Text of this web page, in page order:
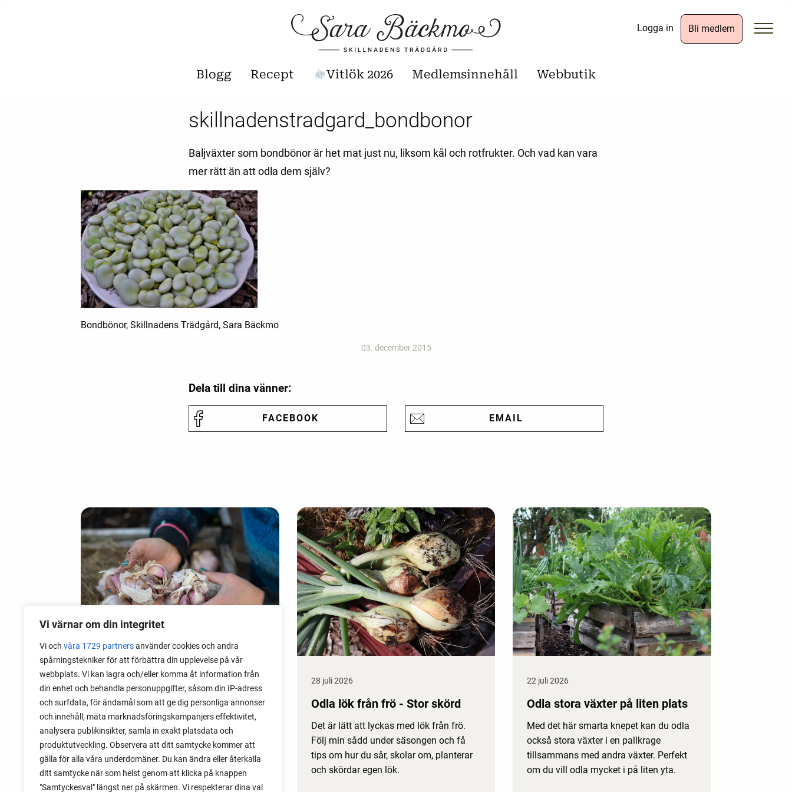
Vi värnar om din integritet
Vi och våra 1729 partnersanvänder cookies och andra
spårningstekniker för att förbättra din upplevelse på vår
webbplats. Vi kan lagra och/eller komma åt information från
din enhet och behandla personuppgifter, såsom din IP-adress
och surfdata, för ändamål som att ge dig personliga annonser
och innehåll, mäta marknadsföringskampanjers effektivitet,
analysera publikinsikter, samla in exakt platsdata och
produktutveckling. Observera att ditt samtycke kommer att
gälla för alla våra underdomäner. Du kan ändra eller återkalla
ditt samtycke när som helst genom att klicka på knappen
"Samtyckesval" längst ner på skärmen. Vi respekterar dina val
Logga in Bli medlem
Blogg Recept Vitlök 2026 Medlemsinnehåll Webbutik
skillnadenstradgard_bondbonor
Baljväxter som bondbönor är het mat just nu, liksom kål och rotfrukter. Och vad kan vara
mer rätt än att odla dem själv?
Bondbönor, Skillnadens Trädgård, Sara Bäckmo
03. december 2015
Dela till dina vänner:
FACEBOOK EMAIL
06 augusti 2026
Sätta vitlök på våren i Sverige
Om du har tur med vädret kan det gå fint
att sätta vitlök också på våren. Men
tillförlitligast är att sätta vitlök på hösten
och vintern.
28 juli 2026
Odla lök från frö - Stor skörd
Det är lätt att lyckas med lök från frö.
Följ min sådd under säsongen och få
tips om hur du sår, skolar om, planterar
och skördar egen lök.
22 juli 2026
Odla stora växter på liten plats
Med det här smarta knepet kan du odla
också stora växter i en pallkrage
tillsammans med andra växter. Perfekt
om du vill odla mycket i på liten yta.